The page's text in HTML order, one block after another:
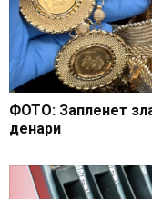
ФОТО: Запленет
денари